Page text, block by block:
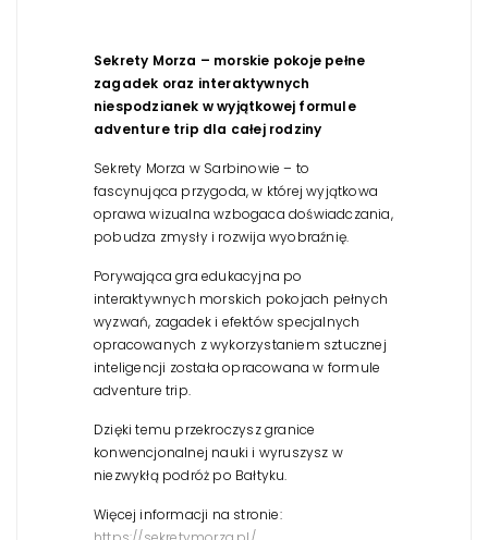
Sekrety Morza – morskie pokoje pełne
zagadek oraz interaktywnych
niespodzianek w wyjątkowej formule
adventure trip dla całej rodziny
Sekrety Morza w Sarbinowie – to
fascynująca przygoda, w której wyjątkowa
oprawa wizualna wzbogaca doświadczania,
pobudza zmysły i rozwija wyobraźnię.
Porywająca gra edukacyjna po
interaktywnych morskich pokojach pełnych
wyzwań, zagadek i efektów specjalnych
opracowanych z wykorzystaniem sztucznej
inteligencji została opracowana w formule
adventure trip.
Dzięki temu przekroczysz granice
konwencjonalnej nauki i wyruszysz w
niezwykłą podróż po Bałtyku.
Więcej informacji na stronie: